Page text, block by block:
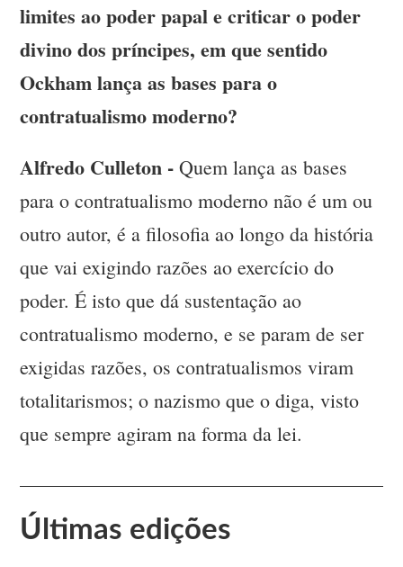
limites ao poder papal e criticar o poder
divino dos príncipes, em que sentido
Ockham lança as bases para o
contratualismo moderno?
Alfredo Culleton - Quem lança as bases
para o contratualismo moderno não é um ou
outro autor, é a filosofia ao longo da história
que vai exigindo razões ao exercício do
poder. É isto que dá sustentação ao
contratualismo moderno, e se param de ser
exigidas razões, os contratualismos viram
totalitarismos; o nazismo que o diga, visto
que sempre agiram na forma da lei.
Últimas edições